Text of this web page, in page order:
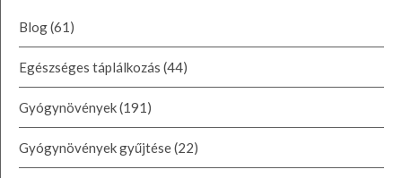
Blog(61)
Egészséges táplálkozás (44)
Gyógynövények(191)
Gyógynövények gyűjtése(22)